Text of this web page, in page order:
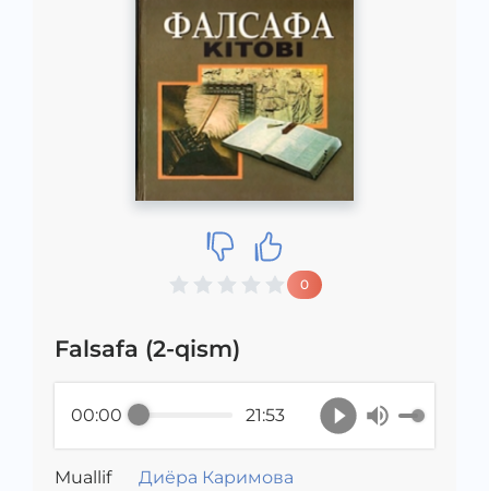
0
Falsafa (2-qism)
00:00 21:53
Muallif
Диёра Каримова